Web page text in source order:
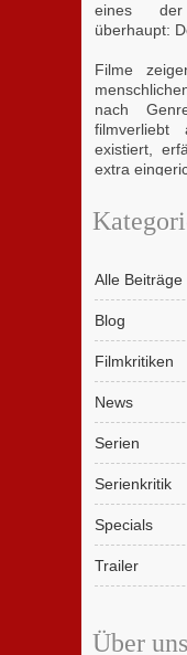
eines der
überhaupt:
Filme
nach
filmverliebt
existiert,
extra
Alle Beiträge
Blog
Filmkritiken
News
Serien
Serienkritik
Specials
Trailer
Über uns